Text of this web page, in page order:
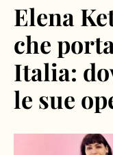
Elena
che
Italia:
le sue